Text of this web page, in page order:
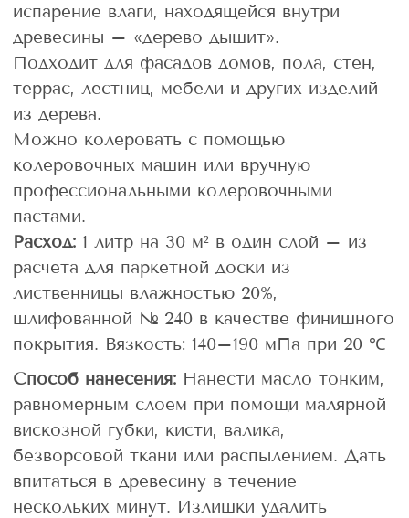
испарение влаги, находящейся внутри
древесины – «дерево дышит».
Подходит для фасадов домов, пола, стен,
террас, лестниц, мебели и других изделий
из дерева.
Можно колеровать с помощью
колеровочных машин или вручную
профессиональными колеровочными
пастами.
Расход: 1 литр на 30 м² в один слой – из
расчета для паркетной доски из
лиственницы влажностью 20%,
шлифованной № 240 в качестве финишного
покрытия. Вязкость: 140–190 мПа при 20 ℃
Способ нанесения: Нанести масло тонким,
равномерным слоем при помощи малярной
вискозной губки, кисти, валика,
безворсовой ткани или распылением. Дать
впитаться в древесину в течение
нескольких минут. Излишки удалить